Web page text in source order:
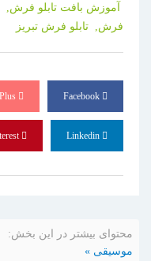
آموزش بافت تابلو فرش,
فرش,
تابلو فرش تبریز
Pinterest
محتوای بیشتر در این بخش:
موسیقی »